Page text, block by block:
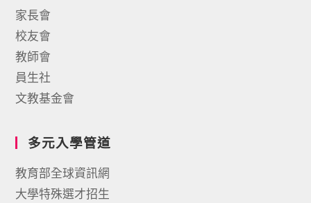
家長會
校友會
教師會
員生社
文教基金會
多元入學管道
教育部全球資訊網
大學特殊選才招生